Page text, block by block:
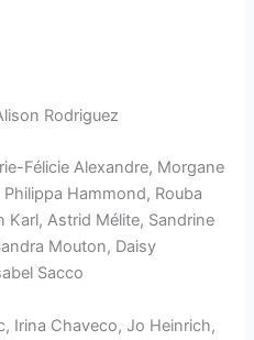
Rodriguez
Félicie Alexandre, Morgane
Hammond, Rouba
Karl, Astrid Mélite, Sandrine
Mouton, Daisy
Sacco
Irina Chaveco, Jo Heinrich,